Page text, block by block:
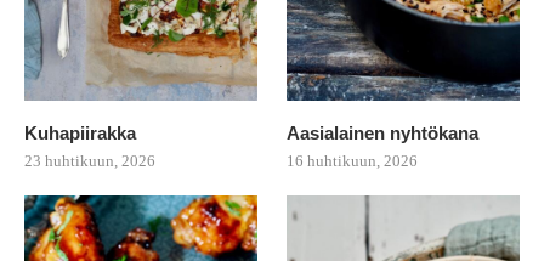
Kuhapiirakka
23 huhtikuun, 2026
Aasialainen nyhtökana
16 huhtikuun, 2026